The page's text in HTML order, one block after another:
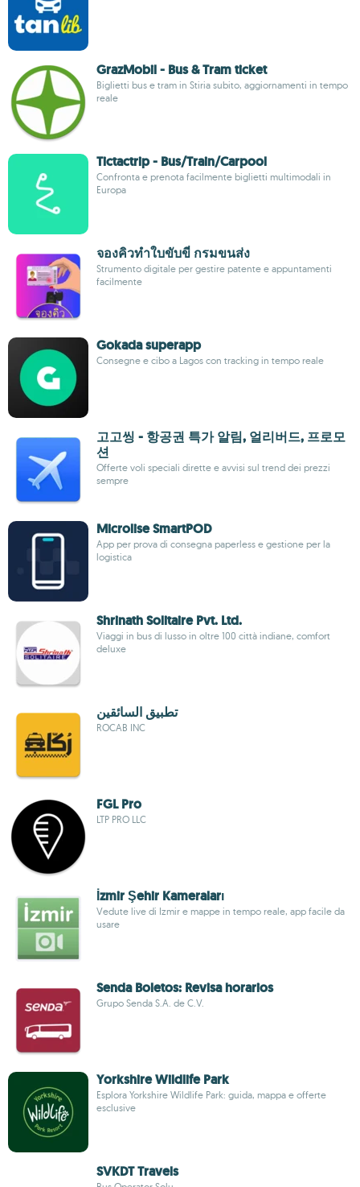
GrazMobil - Bus & Tram ticket
Biglietti bus e tram in Stiria subito, aggiornamenti in tempo
reale
Tictactrip - Bus/Train/Carpool
Confronta e prenota facilmente biglietti multimodali in
Europa
จองคิวทําใบขับขี่ กรมขนส่ง
Strumento digitale per gestire patente e appuntamenti
facilmente
Gokada superapp
Consegne e cibo a Lagos con tracking in tempo reale
고고씽 - 항공권 특가 알림, 얼리버드, 프로모
션
Offerte voli speciali dirette e avvisi sul trend dei prezzi
sempre
Microlise SmartPOD
App per prova di consegna paperless e gestione per la
logistica
Shrinath Solitaire Pvt. Ltd.
Viaggi in bus di lusso in oltre 100 città indiane, comfort
deluxe
تطبيق السائقين
ROCAB INC
FGL Pro
LTP PRO LLC
İzmir Şehir Kameraları
Vedute live di Izmir e mappe in tempo reale, app facile da
usare
Senda Boletos: Revisa horarios
Grupo Senda S.A. de C.V.
Yorkshire Wildlife Park
Esplora Yorkshire Wildlife Park: guida, mappa e offerte
esclusive
SVKDT Travels